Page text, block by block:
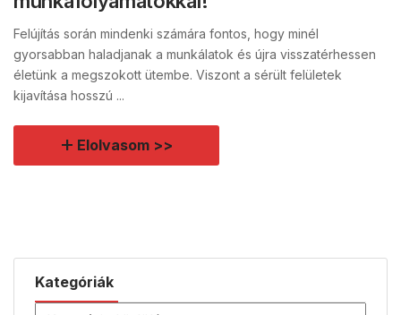
Kategóriák
Felújítás során mindenki számára fontos, hogy minél
gyorsabban haladjanak a munkálatok és újra visszatérhessen
életünk a megszokott ütembe. Viszont a sérült felületek
kijavítása hosszú ...
Elolvasom >>